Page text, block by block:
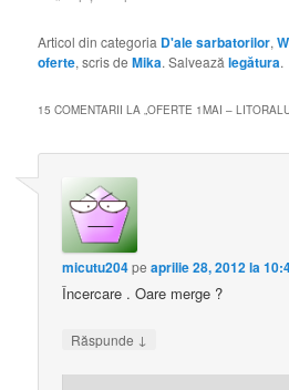
Articol din categoria D'ale sarbatorilor,
oferte, scris deMika. Salveazălegătura.
15 COMENTARII LA „OFERTE 1MAI –
micutu204peaprilie 28, 2012 la
Încercare . Oare merge ?
Răspunde ↓